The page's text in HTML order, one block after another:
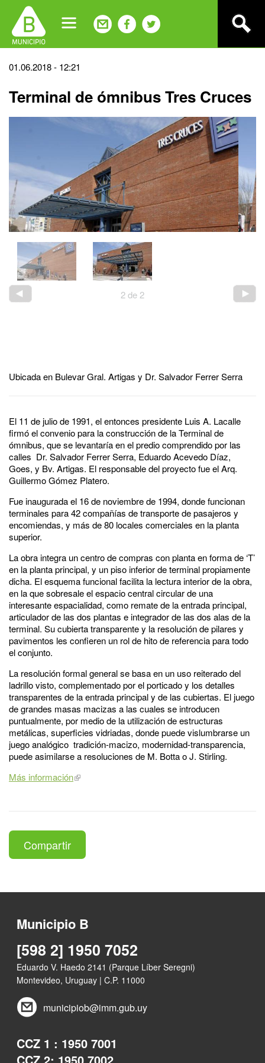
navigation
Back
top
01.06.2018 - 12:21
Terminal de ómnibus Tres Cruces
2de 2
Ubicada en Bulevar Gral. Artigas y Dr. Salvador Ferrer Serra
El 11 de julio de 1991, el entonces presidente Luis A. Lacalle
firmó el convenio para la construcción de la Terminal de
ómnibus, que se levantaría en el predio comprendido por las
calles Dr. Salvador Ferrer Serra, Eduardo Acevedo Díaz,
Goes, y Bv. Artigas. El responsable del proyecto fue el Arq.
Guillermo Gómez Platero.
Fue inaugurada el 16 de noviembre de 1994, donde funcionan
terminales para 42 compañías de transporte de pasajeros y
encomiendas, y más de 80 locales comerciales en la planta
superior.
La obra integra un centro de compras con planta en forma de ‘T’
en la planta principal, y un piso inferior de terminal propiamente
dicha. El esquema funcional facilita la lectura interior de la obra,
en la que sobresale el espacio central circular de una
interesante espacialidad, como remate de la entrada principal,
articulador de las dos plantas e integrador de las dos alas de la
terminal. Su cubierta transparente y la resolución de pilares y
pavimentos les conﬁeren un rol de hito de referencia para todo
el conjunto.
La resolución formal general se basa en un uso reiterado del
ladrillo visto, complementado por el porticado y los detalles
transparentes de la entrada principal y de las cubiertas. El juego
de grandes masas macizas a las cuales se introducen
puntualmente, por medio de la utilización de estructuras
metálicas, superﬁcies vidriadas, donde puede vislumbrarse un
juego analógico tradición-macizo, modernidad-transparencia,
puede asimilarse a resoluciones de M. Botta o J. Stirling.
Más información
Compartir
Municipio B
[598 2] 1950 7052
Eduardo V. Haedo 2141 (Parque Líber Seregni)
Montevideo, Uruguay | C.P. 11000
municipiob@imm.gub.uy
CCZ 1 : 1950 7001
CCZ 2: 1950 7002